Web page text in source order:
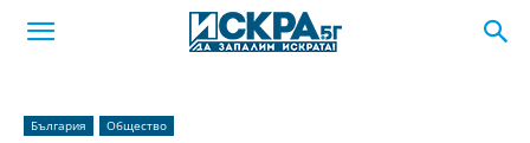
България Общество